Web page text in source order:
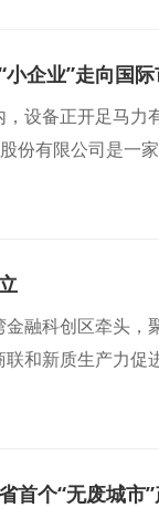
企业”走向国
设备正开足马
有限公司是一
融科创区牵头
和新质生产力促
首个“无废城市